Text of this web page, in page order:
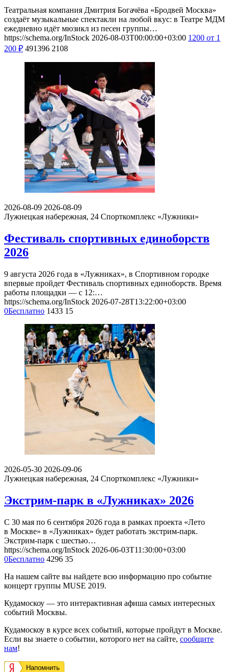
Театральная компания Дмитрия Богачёва «Бродвей Москва»
создаёт музыкальные спектакли на любой вкус: в Театре МДМ
ежедневно идёт мюзикл из песен группы…
https://schema.org/InStock 2026-08-03T00:00:00+03:00 1200 от 1
200 ₽ 491396 2108
2026-08-09 2026-08-09
Лужнецкая набережная, 24 Спорткомплекс «Лужники»
Фестиваль спортивных единоборств
2026
9 августа 2026 года в «Лужниках», в Спортивном городке
впервые пройдет Фестиваль спортивных единоборств. Время
работы площадки — с 12:…
https://schema.org/InStock 2026-07-28T13:22:00+03:00
0Бесплатно 1433 15
2026-05-30 2026-09-06
Лужнецкая набережная, 24 Спорткомплекс «Лужники»
Экстрим-парк в «Лужниках» 2026
С 30 мая по 6 сентября 2026 года в рамках проекта «Лето
в Москве» в «Лужниках» будет работать экстрим-парк.
Экстрим-парк с шестью…
https://schema.org/InStock 2026-06-03T11:30:00+03:00
0Бесплатно 4296 35
На нашем сайте вы найдете всю информацию про событие
концерт группы MUSE 2019.
Кудамоскоу — это интерактивная афиша самых интересных
событий Москвы.
Кудамоскоу в курсе всех событий, которые пройдут в Москве.
Если вы знаете о событии, которого нет на сайте, сообщите
нам!
Напомнить